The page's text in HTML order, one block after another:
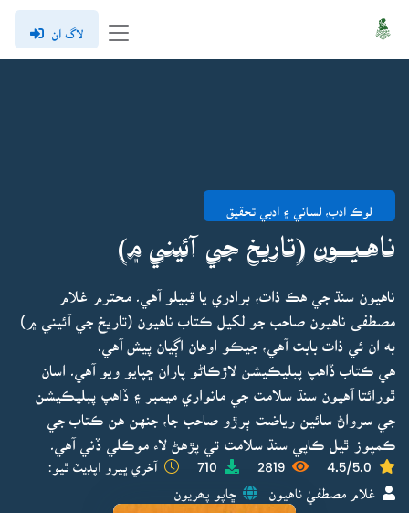
لاگ ان
لوڪ ادب، لساني ۽ ادبي تحقيق
نـاهـيـــون (تاريخ جي آئيني ۾)
ناهيون سنڌ جي هڪ ذات، برادري يا قبيلو آهي۔ محترم غلام
مصطفى ناهيون صاحب جو لکيل ڪتاب ناهيون (تاريخ جي آئيني ۾)
به ان ئي ذات بابت آهي، جيڪو اوهان اڳيان پيش آهي۔
هي ڪتاب ڏاهپ پبليڪيشن لاڙڪاڻو پاران ڇپايو ويو آهي۔ اسان
ٿورائتا آهيون سنڌ سلامت جي مانواري ميمبر ۽ ڏاهپ پبليڪيشن
جي سرواڻ سائين رياضت ٻرڙو صاحب جا، جنهن هن ڪتاب جي
ڪمپوز ٿيل ڪاپي سنڌ سلامت تي پڙهڻ لاء موڪلي ڏني آهي۔
4.5/5.0
2819
710 آخري ڀيرو اپڊيٽ ٿيو:
غلام مصطفيٰ ناهيون ڇاپو پھريون